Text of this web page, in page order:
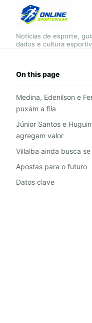
Notícias de esporte,
dados e cultura
On this page
Medina, Edenilson e
puxam a fila
Júnior Santos e
agregam valor
Villalba ainda busca
Apostas para o futuro
Datos clave